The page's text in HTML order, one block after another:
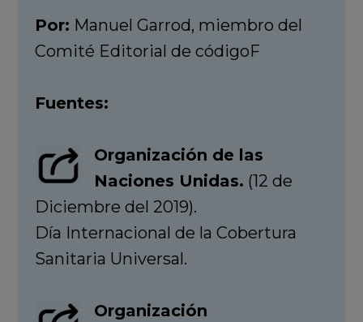
Por: Manuel Garrod, miembro del
Comité Editorial de códigoF
Fuentes:
Organización de las
Naciones Unidas. (12 de
Diciembre del 2019).
Día Internacional de la Cobertura
Sanitaria Universal.
Organización